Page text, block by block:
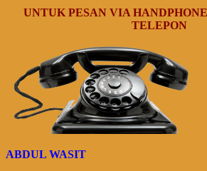
UNTUK PESAN VIA
TELEPON
ABDUL WASIT